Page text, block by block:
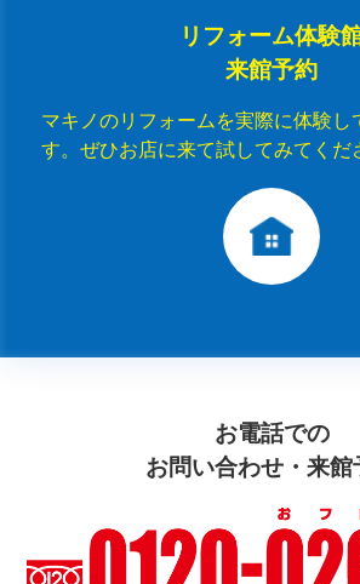
リフォーム体験
来館予約
マキノのリフォームを実際に体験し
す。ぜひお店に来て試してみてくだ
お電話での
お問い合わせ・来館